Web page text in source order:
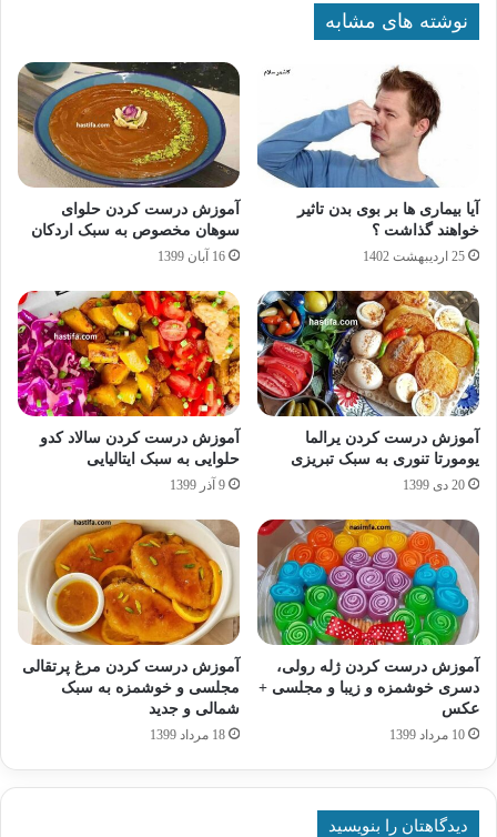
نوشته های مشابه
آیا بیماری ها بر بوی بدن تاثیر
خواهند گذاشت ؟
25 اردیبهشت 1402
آموزش درست کردن حلوای
سوهان مخصوص به سبک اردکان
16 آبان 1399
آموزش درست کردن یرالما
یومورتا تنوری به سبک تبریزی
20 دی 1399
آموزش درست کردن سالاد کدو
حلوایی به سبک ایتالیایی
9 آذر 1399
آموزش درست کردن ژله رولی،
دسری خوشمزه و زیبا و مجلسی +
عکس
10 مرداد 1399
آموزش درست کردن مرغ پرتقالی
مجلسی و خوشمزه به سبک
شمالی و جدید
18 مرداد 1399
دیدگاهتان را بنویسید